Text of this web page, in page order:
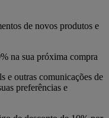
de novos produtos e
na sua próxima compra
e outras comunicações de
preferências e